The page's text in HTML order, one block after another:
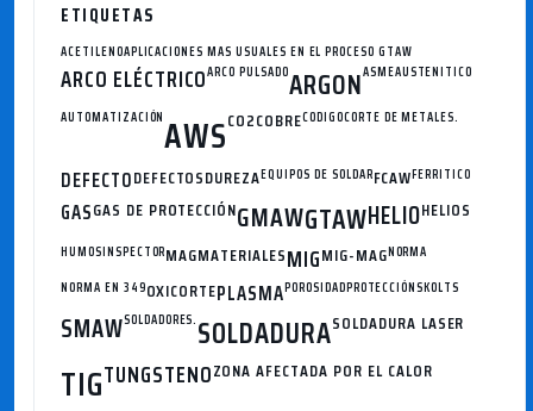
ETIQUETAS
ACETILENOAPLICACIONES MAS USUALES EN EL PROCESO GTAW
ARCO ELÉCTRICOARCO PULSADOARGONASMEAUSTENITICO
AUTOMATIZACIÓNAWSCO2COBRECODIGOCORTE DE METALES.
DEFECTODEFECTOSDUREZAEQUIPOS DE SOLDARFCAWFERRITICO
GASGAS DE PROTECCIÓNGMAWGTAWHELIOHELIOS
HUMOSINSPECTORMAGMATERIALESMIGMIG-MAGNORMA
NORMA EN 349OXICORTEPLASMAPOROSIDADPROTECCIÓNSKOLTS
SMAWSOLDADORES.SOLDADURASOLDADURA LASER
TIGTUNGSTENOZONA AFECTADA POR EL CALOR